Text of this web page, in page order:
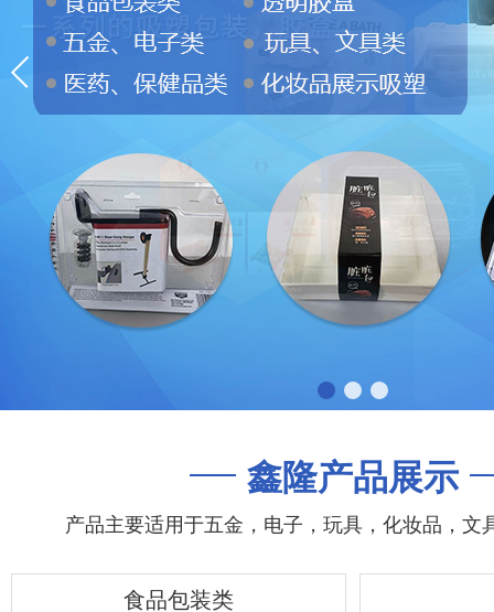
鑫隆产品展示
产品主要适用于五金，电子，玩具，化妆品，文
食品包装类